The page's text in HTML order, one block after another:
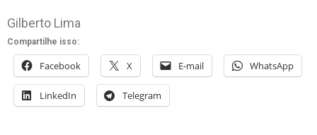
Gilberto Lima
Compartilhe isso:
Facebook X E-mail WhatsApp
LinkedIn Telegram